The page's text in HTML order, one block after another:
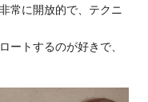
常に開放的で、テクニ
ートするのが好きで、